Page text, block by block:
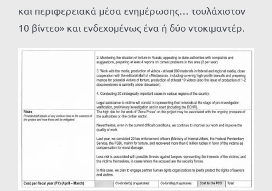
και περιφερειακά μέσα ενημέρωσης… τουλάχιστον
10 βίντεο» και ενδεχομένως ένα ή δύο ντοκιμαντέρ.